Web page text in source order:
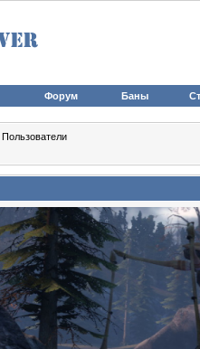
Форум Баны
Пользователи